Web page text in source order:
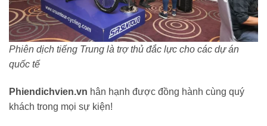
Phiên dịch tiếng Trung là trợ thủ đắc lực cho các dự án
quốc tế
Phiendichvien.vn hân hạnh được đồng hành cùng quý
khách trong mọi sự kiện!